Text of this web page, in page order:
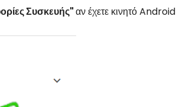
Συσκευής"αν έχετε κινητό Android